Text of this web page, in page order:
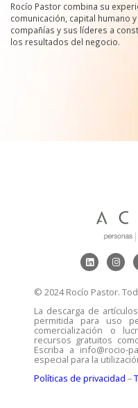
Rocío Pastor combina su
comunicación, capital humano
compañías y sus líderes a
los resultados del negocio.
© 2024 Rocío Pastor.
La descarga de
permitida para uso
comercialización o
recursos gratuitos
Escriba a info@rocio-
especial para la
Políticas de privacidad –